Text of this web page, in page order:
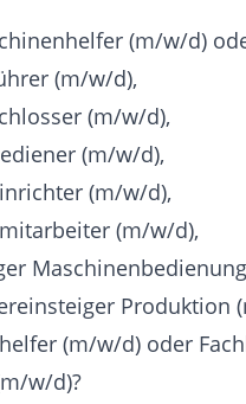
(m/w/d)
(m/w/d),
(m/w/d),
(m/w/d),
(m/w/d),
(m/w/d),
Maschinenbedienung
Produktion
(m/w/d) oder
w/d)?